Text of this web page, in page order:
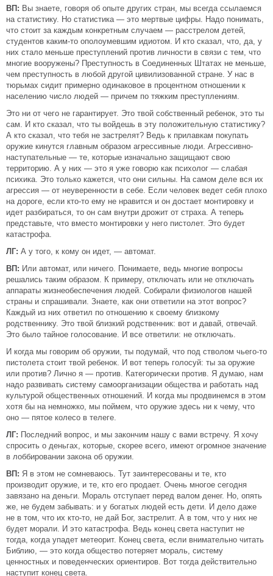
ВП: Вы знаете, говоря об опыте других стран, мы всегда ссылаемся
на статистику. Но статистика — это мертвые цифры. Надо понимать,
что стоит за каждым конкретным случаем — расстрелом детей,
студентов каким-то ополоумевшим идиотом. И кто сказал, что, да, у
них стало меньше преступлений против личности в связи с тем, что
многие вооружены? Преступность в Соединенных Штатах не меньше,
чем преступность в любой другой цивилизованной стране. У нас в
тюрьмах сидит примерно одинаковое в процентном отношении к
населению число людей — причем по тяжким преступлениям.
Это ни от чего не гарантирует. Это твой собственный ребенок, это ты
сам. И кто сказал, что ты войдешь в эту положительную статистику?
А кто сказал, что тебя не застрелят? Ведь к прилавкам покупать
оружие кинутся главным образом агрессивные люди. Агрессивно-
наступательные — те, которые изначально защищают свою
территорию. А у них — это я уже говорю как психолог — слабая
психика. Это только кажется, что они сильны. На самом деле вся их
агрессия — от неуверенности в себе. Если человек ведет себя плохо
на дороге, если кто-то ему не нравится и он достает монтировку и
идет разбираться, то он сам внутри дрожит от страха. А теперь
представьте, что вместо монтировки у него пистолет. Это будет
катастрофа.
ЛГ: А у того, к кому он идет, — автомат.
ВП: Или автомат, или ничего. Понимаете, ведь многие вопросы
решались таким образом. К примеру, отключать или не отключать
аппараты жизнеобеспечения людей. Собирали физиологов нашей
страны и спрашивали. Знаете, как они ответили на этот вопрос?
Каждый из них ответил по отношению к своему близкому
родственнику. Это твой близкий родственник: вот и давай, отвечай.
Это было тайное голосование. И все ответили: не отключать.
И когда мы говорим об оружии, ты подумай, что под стволом чьего-то
пистолета стоит твой ребенок. И вот теперь голосуй: ты за оружие
или против? Лично я — против. Категорически против. Я думаю, нам
надо развивать систему самоорганизации общества и работать над
культурой общественных отношений. И когда мы продвинемся в этом
хотя бы на немножко, мы поймем, что оружие здесь ни к чему, что
оно — пятое колесо в телеге.
ЛГ: Последний вопрос, и мы закончим нашу с вами встречу. Я хочу
спросить о деньгах, которые, скорее всего, имеют огромное значение
в лоббировании закона об оружии.
ВП: Я в этом не сомневаюсь. Тут заинтересованы и те, кто
производит оружие, и те, кто его продает. Очень многое сегодня
завязано на деньги. Мораль отступает перед валом денег. Но, опять
же, не будем забывать: и у богатых людей есть дети. И дело даже
не в том, что их кто-то, не дай Бог, застрелит. А в том, что у них не
будет морали. И это катастрофа. Ведь конец света наступит не
тогда, когда упадет метеорит. Конец света, если внимательно читать
Библию, — это когда общество потеряет мораль, систему
ценностных и поведенческих ориентиров. Вот тогда действительно
наступит конец света.